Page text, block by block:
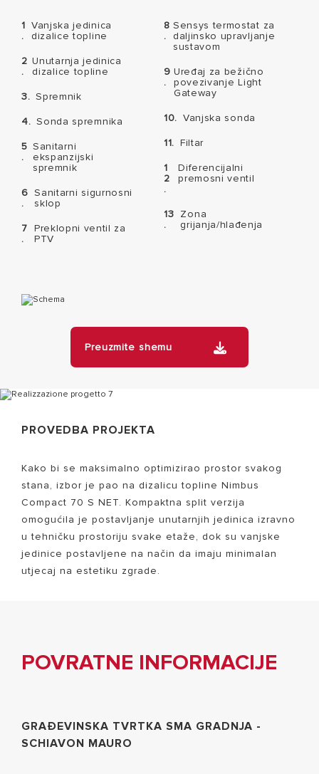
1
.
Vanjska jedinica
dizalice topline
2
.
Unutarnja jedinica
dizalice topline
3. Spremnik
4. Sonda spremnika
5
.
Sanitarni
ekspanzijski
spremnik
6
.
Sanitarni sigurnosni
sklop
7
.
Preklopni ventil za
PTV
8
.
Sensys termostat za
daljinsko upravljanje
sustavom
9
.
Uređaj za bežično
povezivanje Light
Gateway
10. Vanjska sonda
11. Filtar
1
2
.
Diferencijalni
premosni ventil
13
.
Zona
grijanja/hlađenja
Preuzmite shemu
PROVEDBA PROJEKTA
Kako bi se maksimalno optimizirao prostor svakog
stana, izbor je pao na dizalicu topline Nimbus
Compact 70 S NET. Kompaktna split verzija
omogućila je postavljanje unutarnjih jedinica izravno
u tehničku prostoriju svake etaže, dok su vanjske
jedinice postavljene na način da imaju minimalan
utjecaj na estetiku zgrade.
POVRATNE INFORMACIJE
GRAĐEVINSKA TVRTKA SMA GRADNJA -
SCHIAVON MAURO